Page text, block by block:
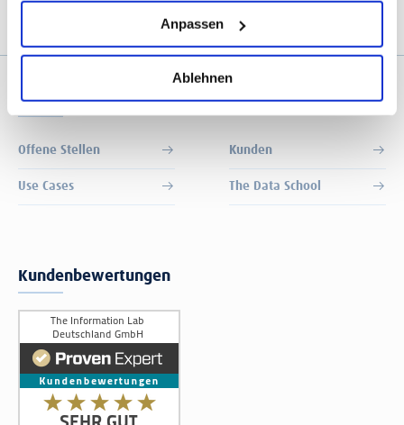
Anpassen
Ablehnen
Quick links
Offene Stellen Kunden
Use Cases The Data School
Kundenbewertungen